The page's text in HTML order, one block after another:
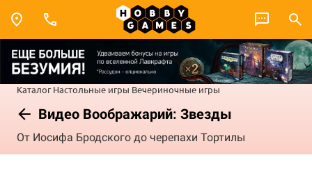
Каталог Настольные игры Вечериночные игры
Видео Воображарий: Звезды
От Иосифа Бродского до черепахи Тортилы